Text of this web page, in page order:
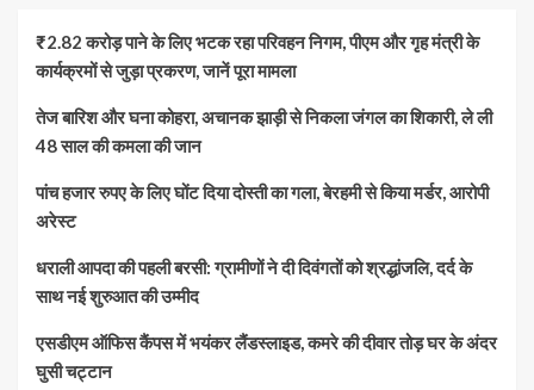
₹2.82 करोड़ पाने के लिए भटक रहा परिवहन निगम, पीएम और गृह मंत्री के
कार्यक्रमों से जुड़ा प्रकरण, जानें पूरा मामला
तेज बारिश और घना कोहरा, अचानक झाड़ी से निकला जंगल का शिकारी, ले ली
48 साल की कमला की जान
पांच हजार रुपए के लिए घोंट दिया दोस्ती का गला, बेरहमी से किया मर्डर, आरोपी
अरेस्ट
धराली आपदा की पहली बरसी: ग्रामीणों ने दी दिवंगतों को श्रद्धांजलि, दर्द के
साथ नई शुरुआत की उम्मीद
एसडीएम ऑफिस कैंपस में भयंकर लैंडस्लाइड, कमरे की दीवार तोड़ घर के अंदर
घुसी चट्टान